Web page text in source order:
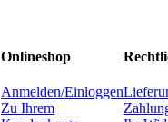
Onlineshop
Anmelden/Einloggen
Zu Ihrem